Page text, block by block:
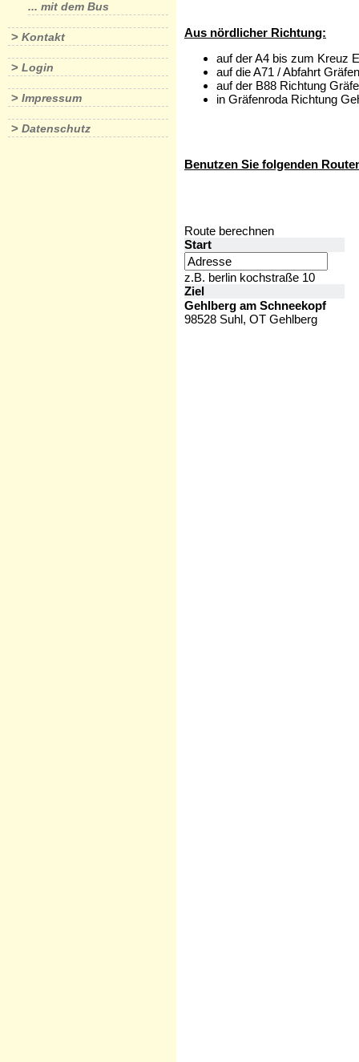
... mit dem Bus
> Kontakt
> Login
> Impressum
> Datenschutz
Aus nördlicher Richtung:
auf der A4 bis zum Kreuz
auf die A71 / Abfahrt
auf der B88 Richtung
in Gräfenroda Richtung
Benutzen Sie folgenden
Route berechnen
Start
z.B. berlin kochstraße 10
Ziel
Gehlberg am Schneekopf
98528 Suhl, OT Gehlberg